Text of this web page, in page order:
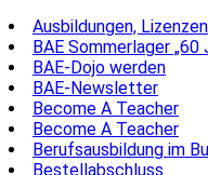
Ausbildungen,
BAE Sommerlager „60
BAE-Dojo werden
BAE-Newsletter
Become A Teacher
Become A Teacher
Berufsausbildung im
Bestellabschluss